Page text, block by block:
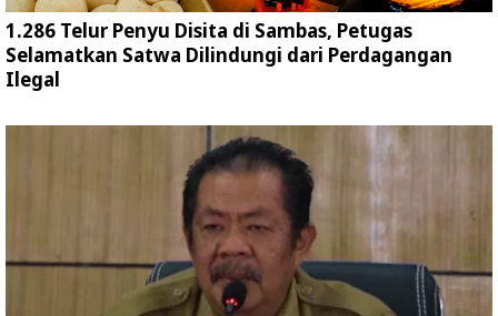
1.286 Telur Penyu Disita di Sambas, Petugas
Selamatkan Satwa Dilindungi dari Perdagangan
Ilegal